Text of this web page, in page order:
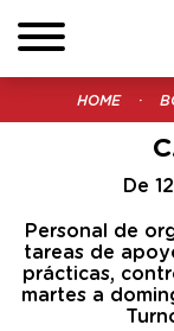
HOME
De
Personal de
tareas de
prácticas,
martes a